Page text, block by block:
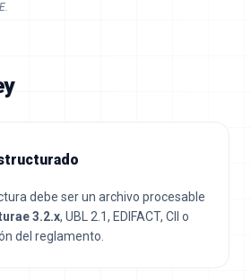
debe ser un archivo procesable
3.2.x, UBL 2.1, EDIFACT, CII o
del reglamento.